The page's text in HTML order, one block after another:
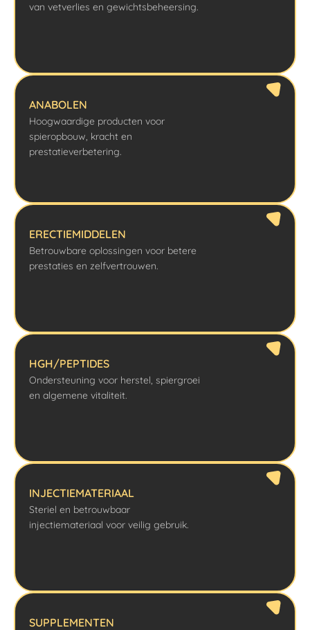
van vetverlies en gewichtsbeheersing.
ANABOLEN
Hoogwaardige producten voor
spieropbouw, kracht en
prestatieverbetering.
ERECTIEMIDDELEN
Betrouwbare oplossingen voor betere
prestaties en zelfvertrouwen.
HGH/PEPTIDES
Ondersteuning voor herstel, spiergroei
en algemene vitaliteit.
INJECTIEMATERIAAL
Steriel en betrouwbaar
injectiemateriaal voor veilig gebruik.
SUPPLEMENTEN